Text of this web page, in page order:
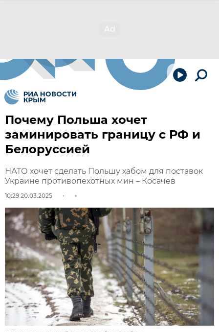
Почему Польша хочет
заминировать границу с РФ и
Белоруссией
НАТО хочет сделать Польшу хабом для поставок
Украине противопехотных мин – Косачев
10:29 20.03.2025